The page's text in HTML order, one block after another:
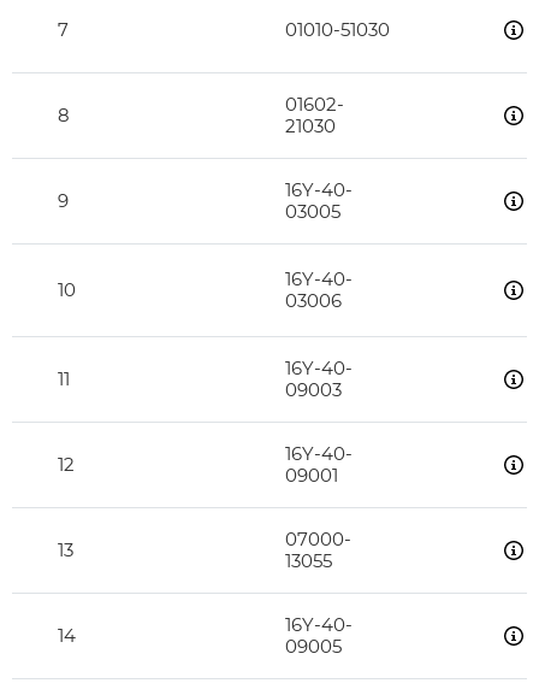
7 01010-51030
8
01602-
21030
9
16Y-40-
03005
10
16Y-40-
03006
11
16Y-40-
09003
12
16Y-40-
09001
13
07000-
13055
14
16Y-40-
09005